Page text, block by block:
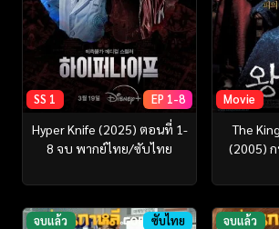
SS 1 EP 1-8
Hyper Knife (2025) ตอนที่ 1-
8 จบ พากย์ไทย/ซับไทย
Movie
The
(2005)
จบแล้ว ซับไทย จบแล้ว